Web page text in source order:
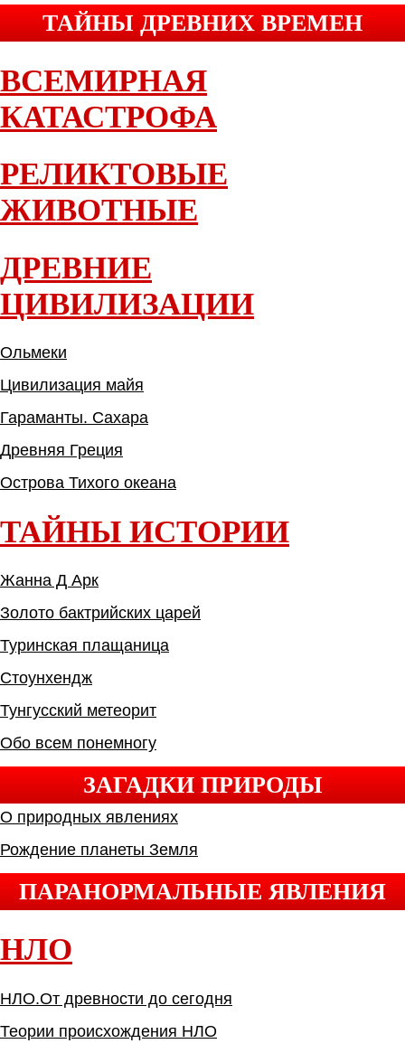
ТАЙНЫ ДРЕВНИХ ВРЕМЕН
ВСЕМИРНАЯ
КАТАСТРОФА
РЕЛИКТОВЫЕ
ЖИВОТНЫЕ
ДРЕВНИЕ
ЦИВИЛИЗАЦИИ
Ольмеки
Цивилизация майя
Гараманты. Сахара
Древняя Греция
Острова Тихого океана
ТАЙНЫ ИСТОРИИ
Жанна Д Арк
Золото бактрийских царей
Туринская плащаница
Стоунхендж
Тунгусский метеорит
Обо всем понемногу
ЗАГАДКИ ПРИРОДЫ
О природных явлениях
Рождение планеты Земля
ПАРАНОРМАЛЬНЫЕ ЯВЛЕНИЯ
НЛО
НЛО.От древности до сегодня
Теории происхождения НЛО